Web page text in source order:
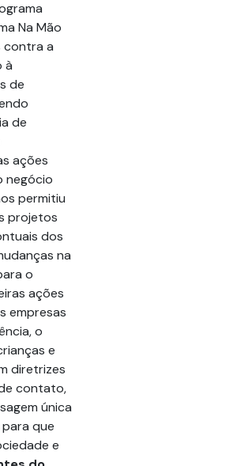
Na Mão
contra a
à
de
de
ações
negócio
permitiu
projetos
dos
na
o
ações
empresas
o
e
diretrizes
contato,
única
que
e